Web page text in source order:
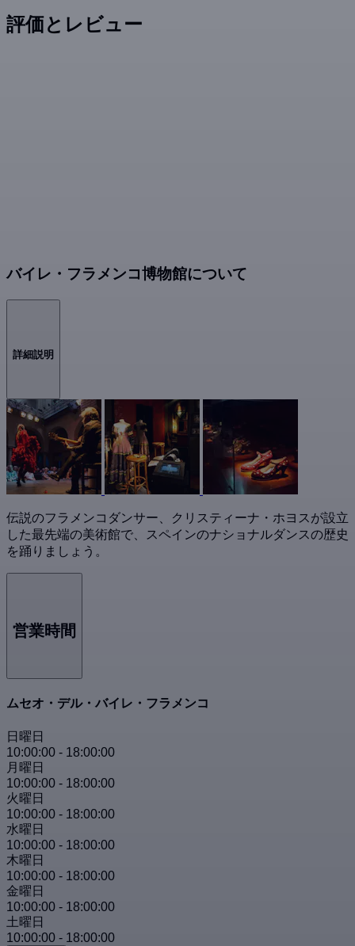
評価とレビュー
バイレ・フラメンコ博物館について
詳細説明
伝説のフラメンコダンサー、クリスティーナ・ホヨスが設立
した最先端の美術館で、スペインのナショナルダンスの歴史
を踊りましょう。
営業時間
ムセオ・デル・バイレ・フラメンコ
日曜日
10:00:00 - 18:00:00
月曜日
10:00:00 - 18:00:00
火曜日
10:00:00 - 18:00:00
水曜日
10:00:00 - 18:00:00
木曜日
10:00:00 - 18:00:00
金曜日
10:00:00 - 18:00:00
土曜日
10:00:00 - 18:00:00